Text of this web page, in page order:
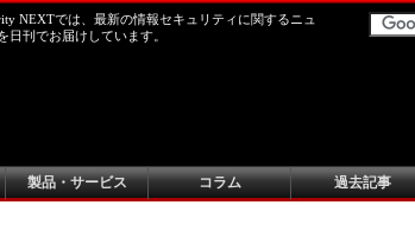
NEXTでは、最新の情報セキュリティに関するニュ
日刊でお届けしています。
製品・サービス コラム 過去記事